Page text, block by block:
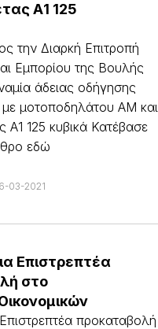
Α1 125
την Διαρκή Επιτροπή
Εμπορίου της Βουλής
άδειας οδήγησης
μοτοποδηλάτου ΑΜ και
Α1 125 κυβικά Κατέβασε
εδώ
03-2021
Επιστρεπτέα
στο
προκαταβολή